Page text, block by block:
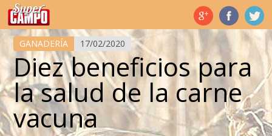
Temas de hoy
GANADERÍA 17/02/2020
Diez beneficios para
la salud de la carne
vacuna